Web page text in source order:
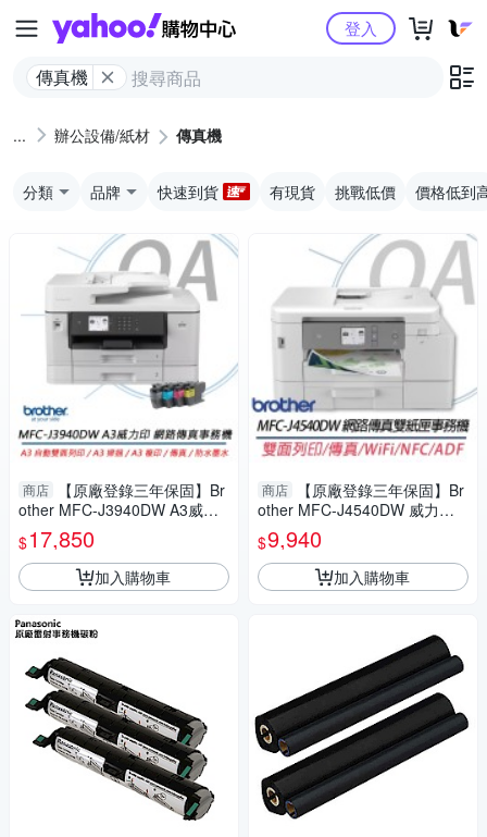
Yahoo購物中心
傳真機
登入
辦公設備/紙材 傳真機
分類 品牌 快速到貨 有現貨 挑戰低價 價格低到
商店
【原廠登錄三年保固】Br
other MFC-J3940DW A3威力
印輕連供旗艦版 雙紙匣商用網
路傳真事務機
$17,850
加入購物車
商店
【原廠登錄三年保固】Br
other MFC-J4540DW 威力印
輕連供彩色商用雙面網路雙紙
匣傳真事務機 印表機
$9,940
加入購物車